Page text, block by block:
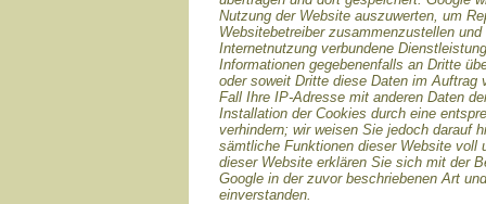
Nutzung der Website auszuwerten, um
Websitebetreiber zusammenzustellen
Internetnutzung verbundene
Informationen gegebenenfalls an Dritte
oder soweit Dritte diese Daten im Auftrag
Fall Ihre IP-Adresse mit anderen Daten
Installation der Cookies durch eine
verhindern; wir weisen Sie jedoch darauf
sämtliche Funktionen dieser Website voll
dieser Website erklären Sie sich mit der
Google in der zuvor beschriebenen Art
einverstanden.